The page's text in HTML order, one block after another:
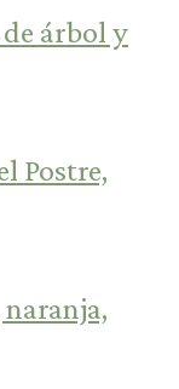
árbol y
Postre,